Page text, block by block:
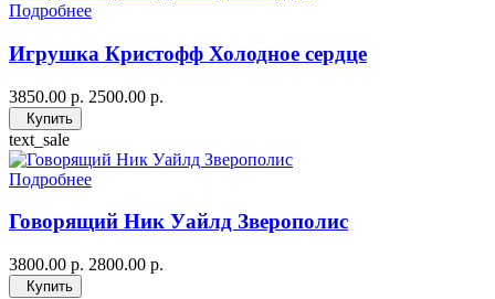
Подробнее
Игрушка Кристофф Холодное сердце
3850.00 р. 2500.00 р.
Купить
text_sale
Подробнее
Говорящий Ник Уайлд Зверополис
3800.00 р. 2800.00 р.
Купить